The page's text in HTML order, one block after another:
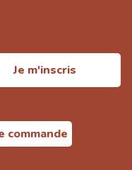
Je m'inscris
commande